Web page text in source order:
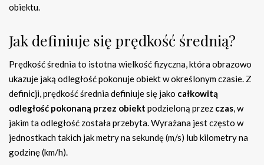
obiektu.
Jak definiuje się prędkość średnią?
Prędkość średnia to istotna wielkość fizyczna, która obrazowo
ukazuje jaką odległość pokonuje obiekt w określonym czasie. Z
definicji, prędkość średnia definiuje się jako całkowitą
odległość pokonaną przez obiekt podzieloną przez czas, w
jakim ta odległość została przebyta. Wyrażana jest często w
jednostkach takich jak metry na sekundę (m/s) lub kilometry na
godzinę (km/h).